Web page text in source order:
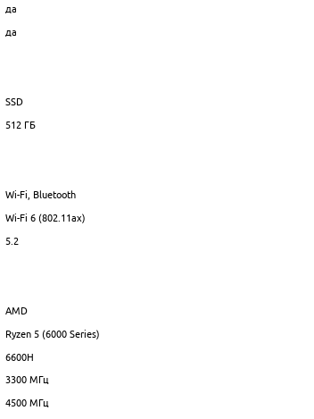
да
да
SSD
512 ГБ
Wi-Fi, Bluetooth
Wi-Fi 6 (802.11ax)
5.2
AMD
Ryzen 5 (6000 Series)
6600H
3300МГц
4500МГц